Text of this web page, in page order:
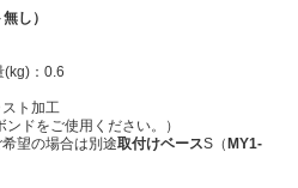
し）
：0.6
ト加工
ドをご使用ください。）
望の場合は別途取付けベースS（ MY1-